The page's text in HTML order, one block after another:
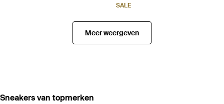
SALE
Meer weergeven
‪Sneakers‬ van topmerken